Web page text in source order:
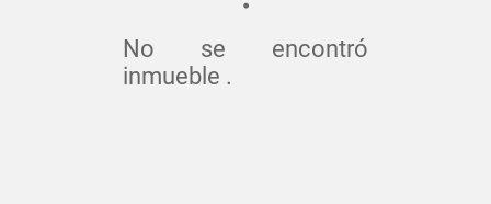
No se encontró
inmueble .